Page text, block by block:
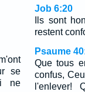
se
ne
Job 6:20
Ils sont
restent
Psaume
Que tous
confus,
l'enlever!